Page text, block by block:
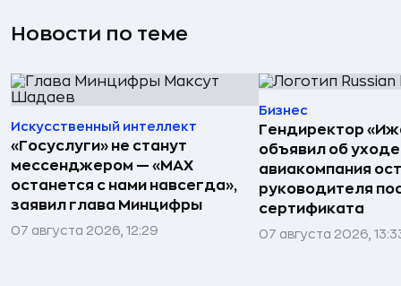
Новости по теме
Искусственный интеллект
«Госуслуги» не станут
мессенджером — «MAX
останется с нами навсегда»,
заявил глава Минцифры
07 августа 2026, 12:29
Бизнес
Гендиректор
объявил об
авиакомпания
руководителя
сертификата
07 августа 2026,